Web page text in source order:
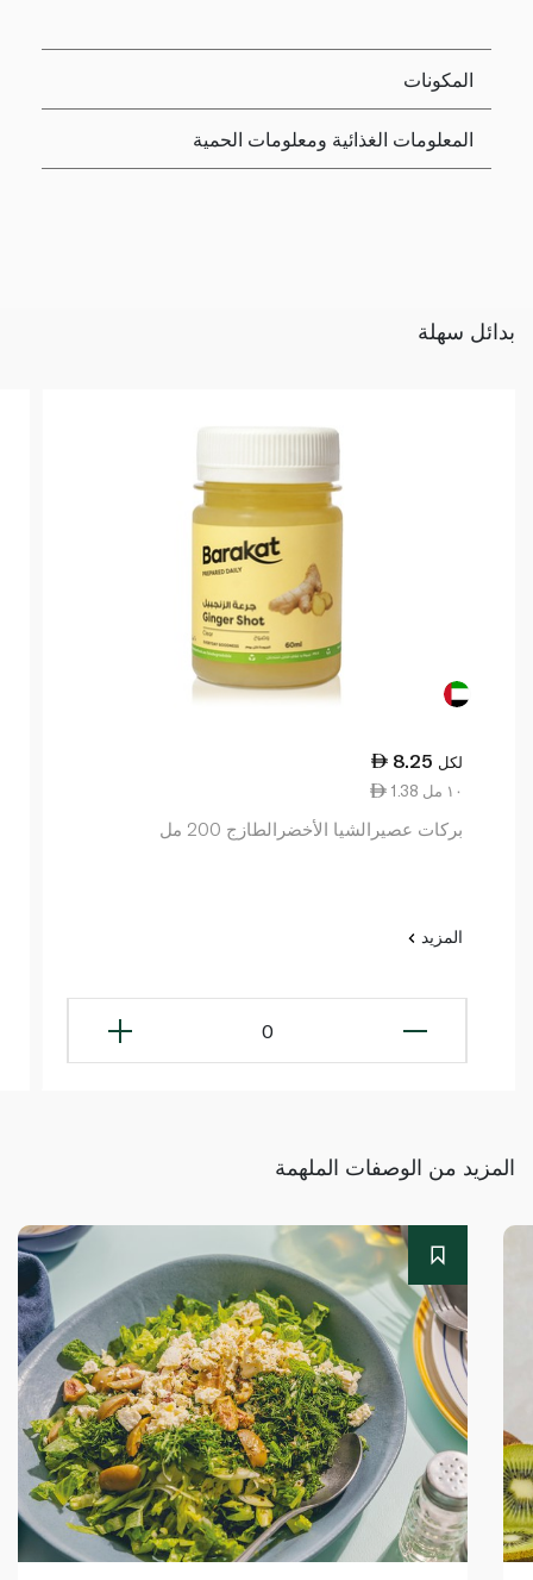
المكونات
المعلومات الغذائية ومعلومات الحمية
بدائل سهلة
8.25 لكل
1.38 ١٠ مل
بركات عصيرالشيا الأخضرالطازج 200 مل
المزيد
0
المزيد من الوصفات الملهمة